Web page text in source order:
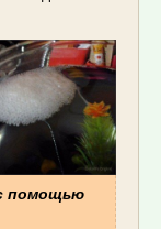
помощью